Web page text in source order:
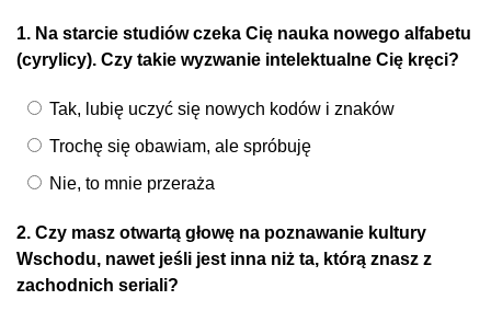
1. Na starcie studiów czeka Cię nauka nowego alfabetu
(cyrylicy). Czy takie wyzwanie intelektualne Cię kręci?
Tak, lubię uczyć się nowych kodów i znaków
Trochę się obawiam, ale spróbuję
Nie, to mnie przeraża
2. Czy masz otwartą głowę na poznawanie kultury
Wschodu, nawet jeśli jest inna niż ta, którą znasz z
zachodnich seriali?